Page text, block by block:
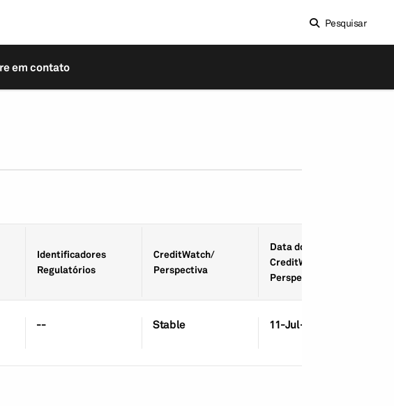
Pesquisar
em contato
Identifica­dores
Regulatórios
CreditWatch/
Perspectiva
Data do
CreditWatch/
Perspectiva
-- Stable 11-Jul-2018